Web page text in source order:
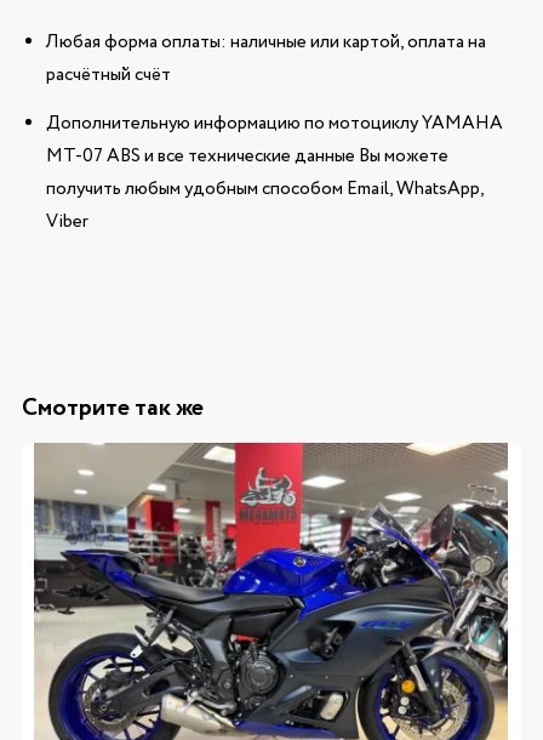
Любая форма оплаты: наличные или картой, оплата на
расчётный счёт
Дополнительную информацию по мотоциклу YAMAHA
MT-07 ABS и все технические данные Вы можете
получить любым удобным способом Email, WhatsApp,
Viber
Смотрите так же